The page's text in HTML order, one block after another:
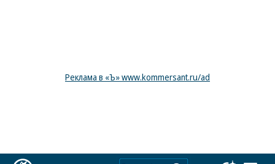
Реклама в «Ъ» www.kommersant.ru/ad